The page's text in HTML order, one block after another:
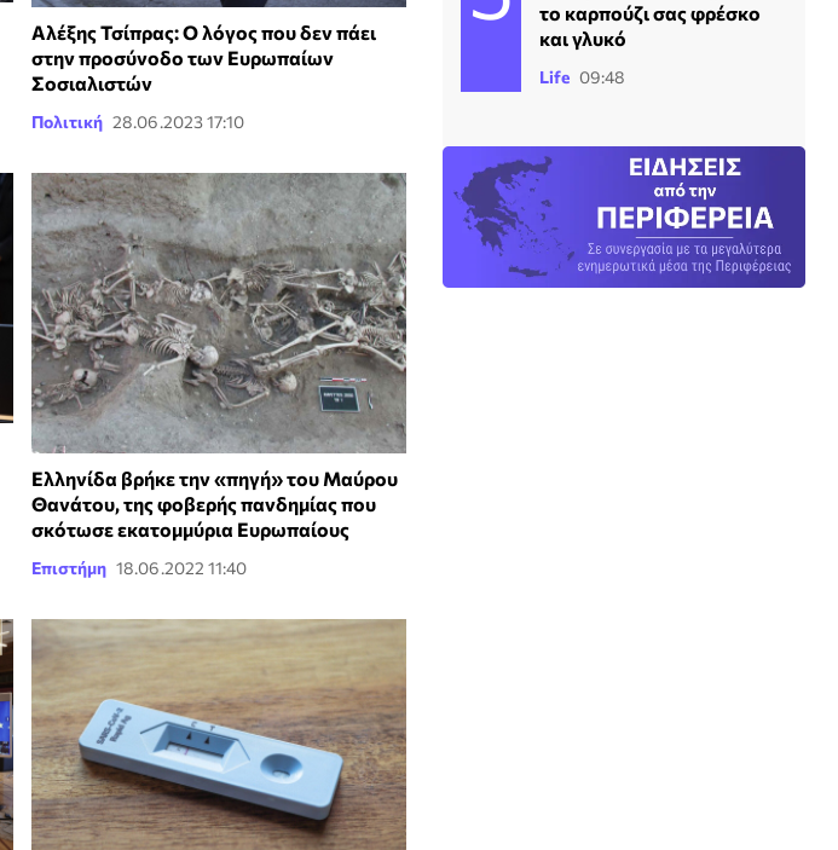
Αλέξης Τσίπρας: Ο λόγος που δεν πάει
στην προσύνοδο των Ευρωπαίων
Σοσιαλιστών
Πολιτική 28.06.2023 17:10
Ελληνίδα βρήκε την «πηγή» του Μαύρου
Θανάτου, της φοβερής πανδημίας που
σκότωσε εκατομμύρια Ευρωπαίους
Επιστήμη 18.06.2022 11:40
το καρπούζι σας φρέσκο
και γλυκό
Life 09:48